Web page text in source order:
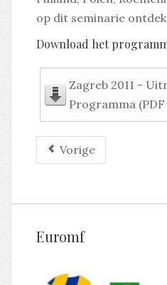
op dit seminarie
Download het
Zagreb 2011 -
Programma (PDF
Vorige
Euromf